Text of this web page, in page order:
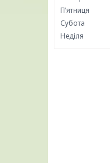
Пʼятниця
Субота
Неділя